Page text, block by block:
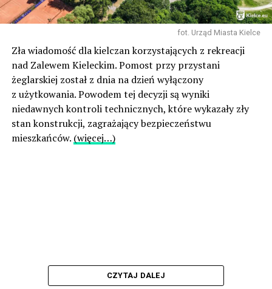
fot. Urząd Miasta Kielce
Zła wiadomość dla kielczan korzystających z rekreacji
nad Zalewem Kieleckim. Pomost przy przystani
żeglarskiej został z dnia na dzień wyłączony
z użytkowania. Powodem tej decyzji są wyniki
niedawnych kontroli technicznych, które wykazały zły
stan konstrukcji, zagrażający bezpieczeństwu
mieszkańców. (więcej…)
CZYTAJ DALEJ